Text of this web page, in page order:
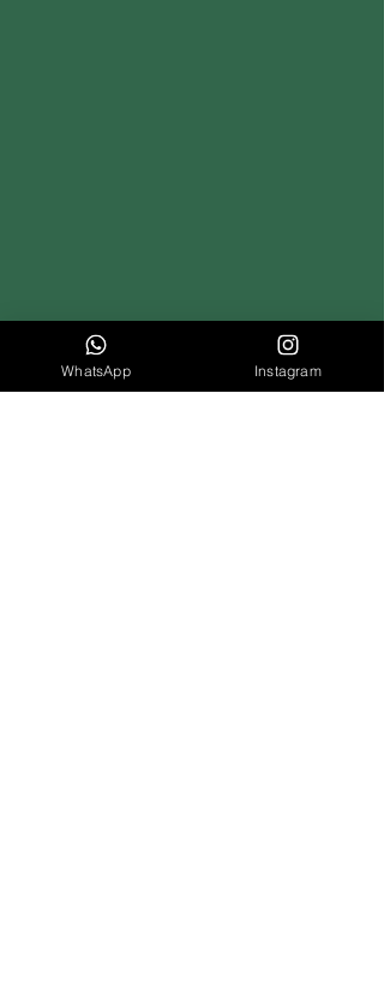
WhatsApp Instagram